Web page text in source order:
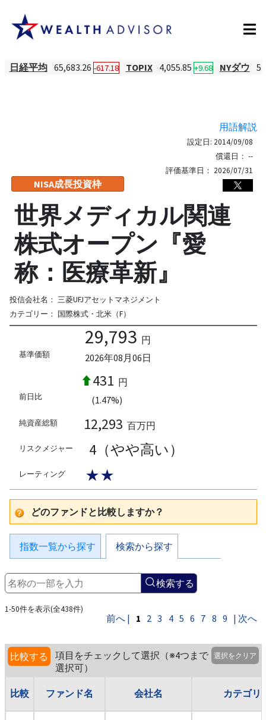
日経平均 65,683.26 -617.18 TOPIX 4,055.85 +9.68 NYダウ
用語解説
NISA成長投資枠
設定日: 2014/09/08
償還日： --
評価基準日： 2026/07/31
世界メディカル関連
株式オープン『愛
称：医療革新』
投信会社名： 三菱UFJアセットマネジメント
カテゴリー： 国際株式・北米（F）
基準価額
29,793 円
2026年08月06日
前日比
431 円
(1.47%)
純資産総額 12,293 百万円
リスクメジャー 4（やや高い）
レーティング ★★
どのファンドと比較しますか？
指数一覧から探す 検索から探す
検索する
1-50件を表示(全438件)
前へ | 1 2 3 4 5 6 7 8 9 | 次へ
比較する
項目をチェックして選択（※4つまで
選択可）
選択をクリア
比較 ファンド名 会社名 カテゴリ